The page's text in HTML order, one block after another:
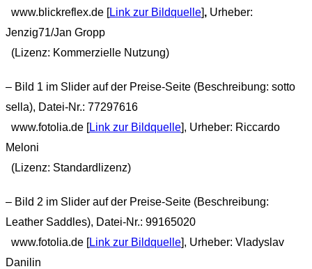
www.blickreflex.de [Link zur Bildquelle], Urheber:
Jenzig71/Jan Gropp
(Lizenz: Kommerzielle Nutzung)
– Bild 1 im Slider auf der Preise-Seite (Beschreibung: sotto
sella), Datei-Nr.: 77297616
www.fotolia.de [Link zur Bildquelle], Urheber: Riccardo
Meloni
(Lizenz: Standardlizenz)
– Bild 2 im Slider auf der Preise-Seite (Beschreibung:
Leather Saddles), Datei-Nr.: 99165020
www.fotolia.de [Link zur Bildquelle], Urheber: Vladyslav
Danilin